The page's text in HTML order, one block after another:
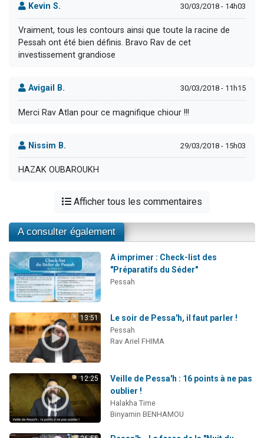
Kevin S. 30/03/2018 - 14h03
Vraiment, tous les contours ainsi que toute la racine de
Pessah ont été bien définis. Bravo Rav de cet
investissement grandiose
Avigail B. 30/03/2018 - 11h15
Merci Rav Atlan pour ce magnifique chiour !!!
Nissim B. 29/03/2018 - 15h03
HAZAK OUBAROUKH
Afficher tous les commentaires
A consulter également
A imprimer : Check-list des
"Préparatifs du Séder"
Pessah
13:51 Le soir de Pessa'h, il faut parler !
Pessah
Rav Ariel FHIMA
12:25
Veille de Pessa'h : 16 points à ne pas
oublier !
Halakha Time
Binyamin BENHAMOU